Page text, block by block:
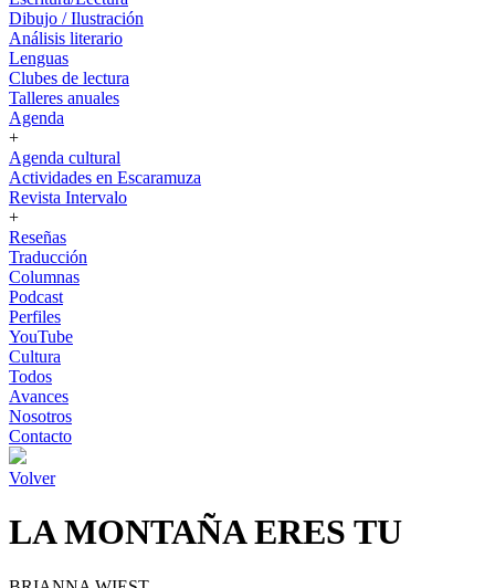
Dibujo / Ilustración
Análisis literario
Lenguas
Clubes de lectura
Talleres anuales
Agenda
+
Agenda cultural
Actividades en Escaramuza
Revista Intervalo
+
Reseñas
Traducción
Columnas
Podcast
Perfiles
YouTube
Cultura
Todos
Avances
Nosotros
Contacto
Volver
LA MONTAÑA ERES TU